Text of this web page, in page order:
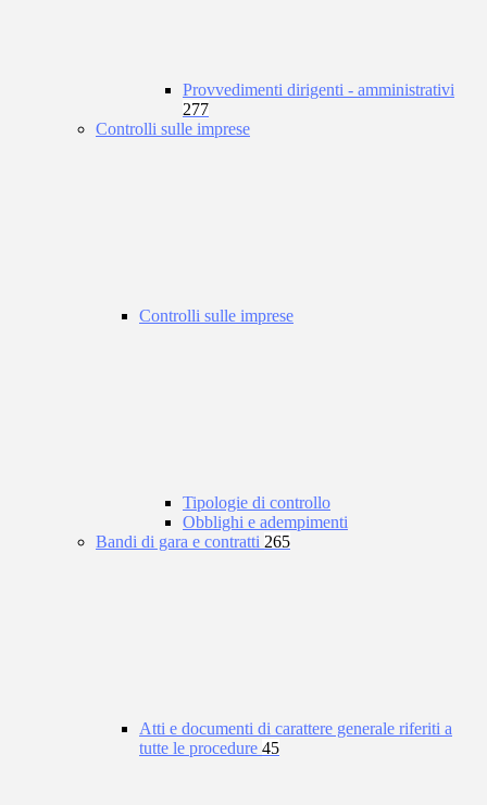
Provvedimenti dirigenti - amministrativi
277
Controlli sulle imprese
Controlli sulle imprese
Tipologie di controllo
Obblighi e adempimenti
Bandi di gara e contratti 265
Atti e documenti di carattere generale riferiti a
tutte le procedure 45